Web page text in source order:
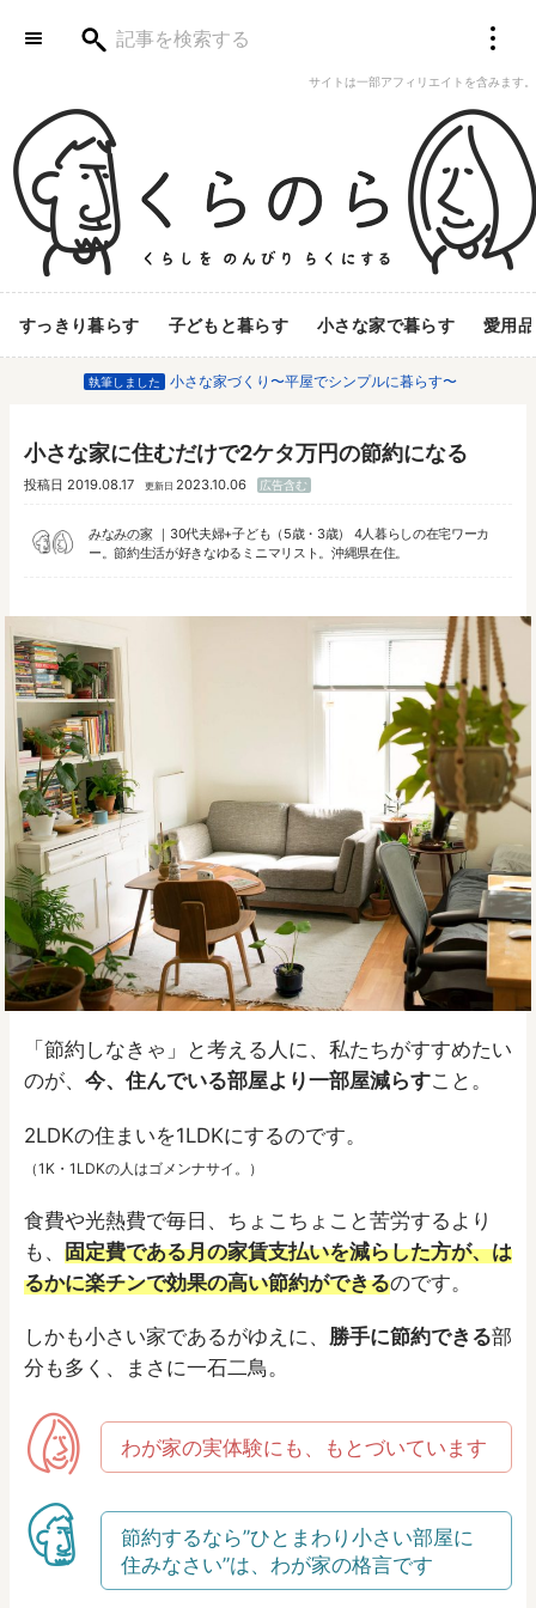
サイトは一部アフィリエイトを含みます。
すっきり暮らす 子どもと暮らす 小さな家で暮らす 愛用品
執筆しました 小さな家づくり〜平屋でシンプルに暮らす〜
小さな家に住むだけで2ケタ万円の節約になる
投稿日 2019.08.17 更新日 2023.10.06 広告含む
みなみの家
30代夫婦+子ども（5歳・3歳） 4人暮らしの在宅ワーカ
ー。節約生活が好きなゆるミニマリスト。沖縄県在住。
「節約しなきゃ」と考える人に、私たちがすすめたい
のが、 今、住んでいる部屋より一部屋減らすこと。
2LDKの住まいを1LDKにするのです。
（1K・1LDKの人はゴメンナサイ。）
食費や光熱費で毎日、ちょこちょこと苦労するより
も、 固定費である月の家賃支払いを減らした方が、は
るかに楽チンで効果の高い節約ができるのです。
しかも小さい家であるがゆえに、 勝手に節約できる部
分も多く、まさに一石二鳥。
わが家の実体験にも、もとづいています
節約するなら”ひとまわり小さい部屋に
住みなさい”は、わが家の格言です